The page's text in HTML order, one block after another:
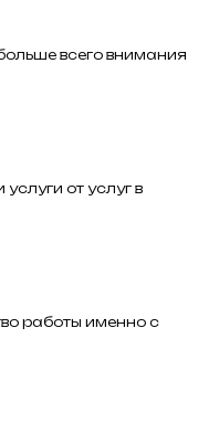
всего внимания
от услуг в
работы именно с